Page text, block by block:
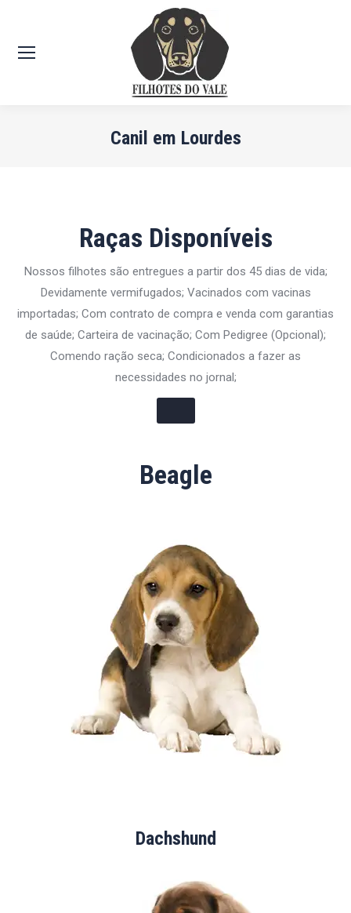
Canil em Lourdes
Raças Disponíveis
Nossos filhotes são entregues a partir dos 45 dias de vida;
Devidamente vermifugados; Vacinados com vacinas
importadas; Com contrato de compra e venda com garantias
de saúde; Carteira de vacinação; Com Pedigree (Opcional);
Comendo ração seca; Condicionados a fazer as
necessidades no jornal;
Beagle
Dachshund